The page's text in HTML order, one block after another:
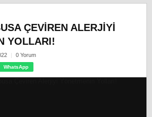
ÇEVIREN ALERJIYI
YOLLARI!
0 Yorum
WhatsApp